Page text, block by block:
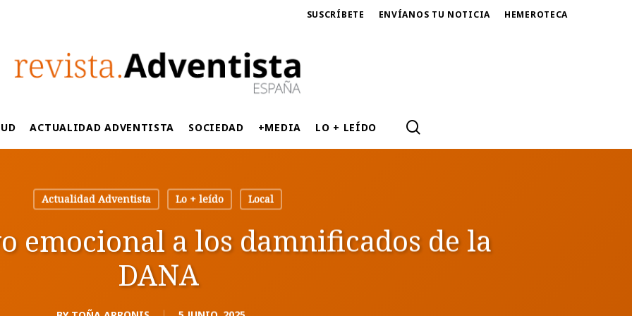
SUSCRÍBETE ENVÍANOS TU NOTICIA HEMEROTECA
ACTUALIDAD ADVENTISTA SOCIEDAD +MEDIA LO + LEÍDO
Actualidad Adventista Lo + leído Local
emocional a los damnificados de la
DANA